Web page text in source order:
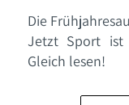
Die
Jetzt Sport ist
Gleich lesen!